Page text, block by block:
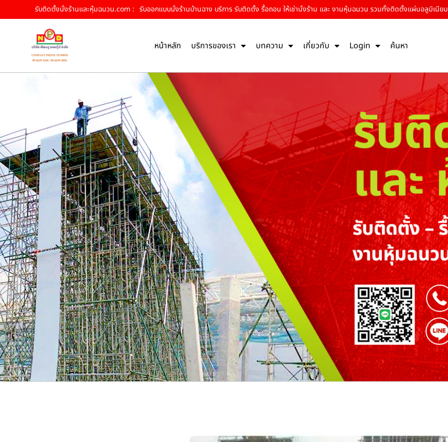
รับติดตั้งนั่งร้านและหุ้มฉนวน.com : รับออกแบบนั่งร้านบ้านฉาง บริการ รับติดตั้ง รื้อถอน ให้เช่านั่งร้าน และ งานหุ้มฉนวน รวมทั้งติดตั้งแผ่นอลูมิเนียม
หน้าหลัก บริการของเรา บทความ เกี่ยวกับ Login ค้นหา